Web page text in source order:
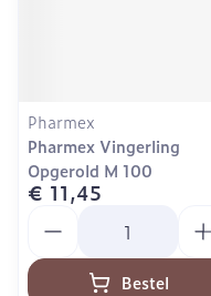
Pharmex
Pharmex Vingerling
Opgerold M 100
€ 11,45
Bestel